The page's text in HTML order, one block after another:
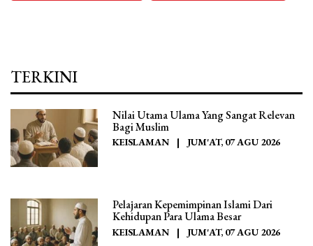
TERKINI
Nilai Utama Ulama Yang Sangat Relevan
Bagi Muslim
KEISLAMAN | JUM'AT, 07 AGU 2026
Pelajaran Kepemimpinan Islami Dari
Kehidupan Para Ulama Besar
KEISLAMAN | JUM'AT, 07 AGU 2026